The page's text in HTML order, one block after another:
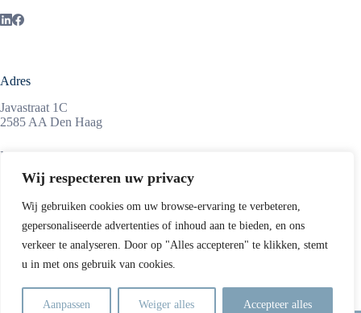
Wij respecteren uw privacy
Wij gebruiken cookies om uw browse-ervaring te verbeteren,
gepersonaliseerde advertenties of inhoud aan te bieden, en ons
verkeer te analyseren. Door op "Alles accepteren" te klikken, stemt
u in met ons gebruik van cookies.
Aanpassen Weiger alles Accepteer alles
Adres
Javastraat 1C
2585 AA Den Haag
Maandag tot vrijdag
08:45 – 17:15 uur
Informatie
ScheerSanders is een middelgroot advocatenkantoor,
gevestigd in de Haagse Archipelbuurt, op enkele minuten van
de uitvalswegen, het Centraal Station en het centrum van Den